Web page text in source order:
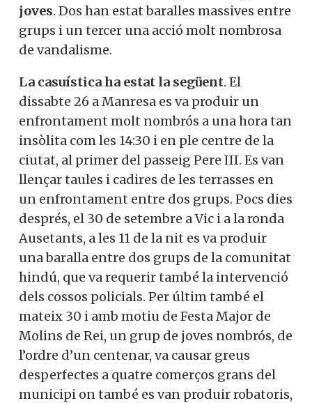
joves. Dos han estat baralles massives entre
grups i un tercer una acció molt nombrosa
de vandalisme.
La casuística ha estat la següent. El
dissabte 26 a Manresa es va produir un
enfrontament molt nombrós a una hora tan
insòlita com les 14:30 i en ple centre de la
ciutat, al primer del passeig Pere III. Es van
llençar taules i cadires de les terrasses en
un enfrontament entre dos grups. Pocs dies
després, el 30 de setembre a Vic i a la ronda
Ausetants, a les 11 de la nit es va produir
una baralla entre dos grups de la comunitat
hindú, que va requerir també la intervenció
dels cossos policials. Per últim també el
mateix 30 i amb motiu de Festa Major de
Molins de Rei, un grup de joves nombrós, de
l’ordre d’un centenar, va causar greus
desperfectes a quatre comerços grans del
municipi on també es van produir robatoris,